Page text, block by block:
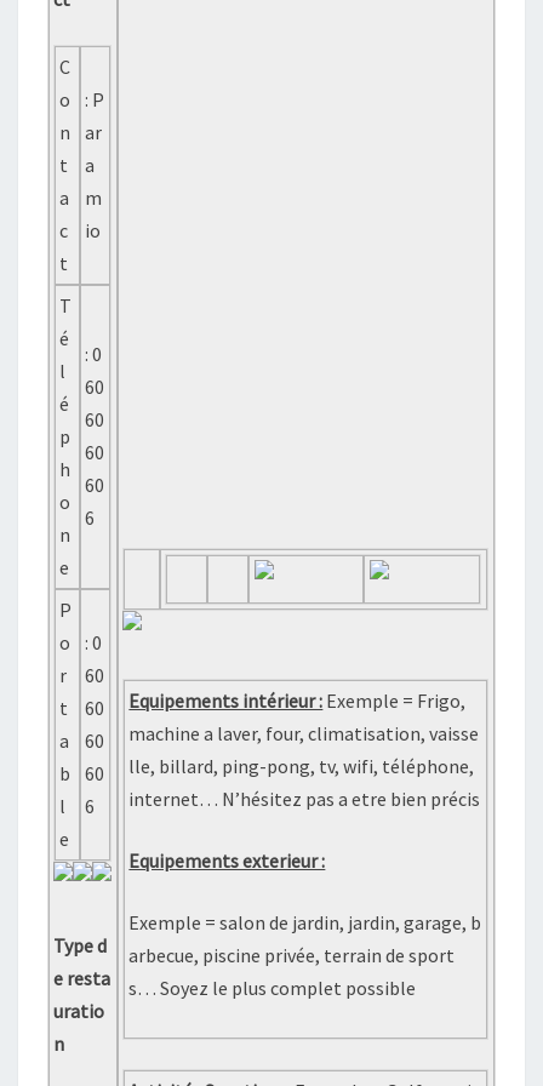
C
o
n
t
a
c
t
: P
ar
a
m
io
T
é
l
é
p
h
o
n
e
: 0
60
60
60
60
6
P
o
r
t
a
b
l
e
: 0
60
60
60
60
6
Type d
e resta
uratio
n
Equipements intérieur : Exemple = Frigo,
machine a laver, four, climatisation, vaisse
lle, billard, ping-pong, tv, wifi, téléphone,
internet… N’hésitez pas a etre bien précis
Equipements exterieur :
Exemple = salon de jardin, jardin, garage, b
arbecue, piscine privée, terrain de sport
s… Soyez le plus complet possible